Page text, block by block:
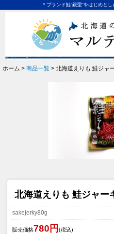
＊ブランド鮭“銀聖”をはじめと
ホーム > 商品一覧 > 北海道えりも 鮭ジャ
北海道えりも 鮭ジャー
sakejerky80g
販売価格780円(税込)